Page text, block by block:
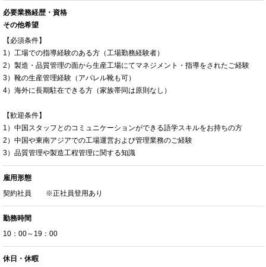
必要業務経歴・資格
その他希望
【必須条件】
1）工場での指導経験のある方（工場勤務経験者）
2）製造・品質管理の面から生産工場にてマネジメント・指導をされたご経験
3）靴の生産管理経験（アパレル靴も可）
4）海外に長期駐在できる方（家族帯同は原則なし）
【歓迎条件】
1）中国スタッフとのコミュニケーションができる語学スキルをお持ちの方
2）中国や東南アジアでの工場運営および管理業務のご経験
3）品質管理や製造工程管理に関する知識
雇用形態
契約社員 ※正社員登用あり
勤務時間
10：00～19：00
休日・休暇